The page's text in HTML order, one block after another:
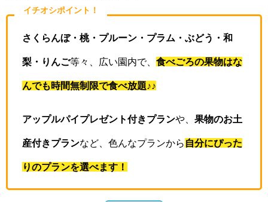
イチオシポイント！
さくらんぼ・桃・プルーン・プラム・ぶどう・和
梨・りんご等々、広い園内で、 食べごろの果物はな
んでも時間無制限で食べ放題♪♪
アップルパイプレゼント付きプランや、 果物のお土
産付きプランなど、色んなプランから 自分にぴった
りのプランを選べます！